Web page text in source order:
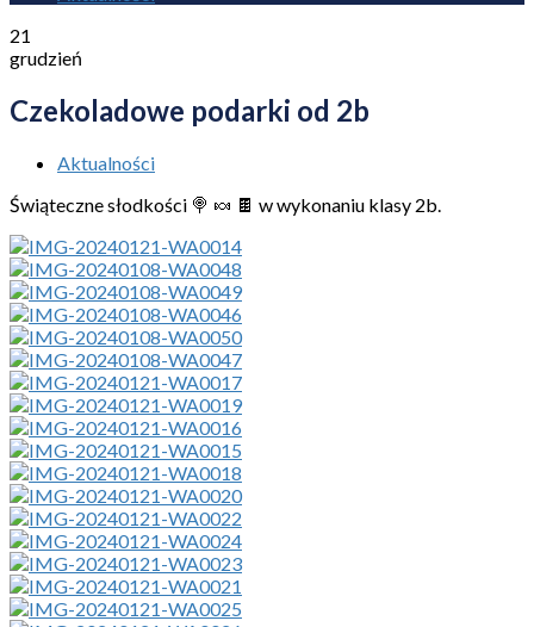
21
grudzień
Czekoladowe podarki od 2b
Aktualności
Świąteczne słodkości 🍭 🍬 🍫 w wykonaniu klasy 2b.